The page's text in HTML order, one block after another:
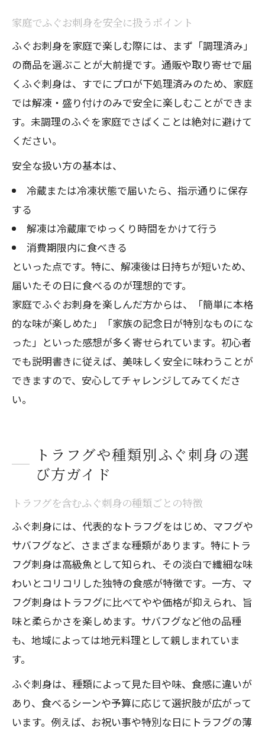
家庭でふぐお刺身を安全に扱うポイント
ふぐお刺身を家庭で楽しむ際には、まず「調理済み」
の商品を選ぶことが大前提です。通販や取り寄せで届
くふぐ刺身は、すでにプロが下処理済みのため、家庭
では解凍・盛り付けのみで安全に楽しむことができま
す。未調理のふぐを家庭でさばくことは絶対に避けて
ください。
安全な扱い方の基本は、
冷蔵または冷凍状態で届いたら、指示通りに保存
する
解凍は冷蔵庫でゆっくり時間をかけて行う
消費期限内に食べきる
といった点です。特に、解凍後は日持ちが短いため、
届いたその日に食べるのが理想的です。
家庭でふぐお刺身を楽しんだ方からは、「簡単に本格
的な味が楽しめた」「家族の記念日が特別なものにな
った」といった感想が多く寄せられています。初心者
でも説明書きに従えば、美味しく安全に味わうことが
できますので、安心してチャレンジしてみてくださ
い。
トラフグや種類別ふぐ刺身の選
び方ガイド
トラフグを含むふぐ刺身の種類ごとの特徴
ふぐ刺身には、代表的なトラフグをはじめ、マフグや
サバフグなど、さまざまな種類があります。特にトラ
フグ刺身は高級魚として知られ、その淡白で繊細な味
わいとコリコリした独特の食感が特徴です。一方、マ
フグ刺身はトラフグに比べてやや価格が抑えられ、旨
味と柔らかさを楽しめます。サバフグなど他の品種
も、地域によっては地元料理として親しまれていま
す。
ふぐ刺身は、種類によって見た目や味、食感に違いが
あり、食べるシーンや予算に応じて選択肢が広がって
います。例えば、お祝い事や特別な日にトラフグの薄